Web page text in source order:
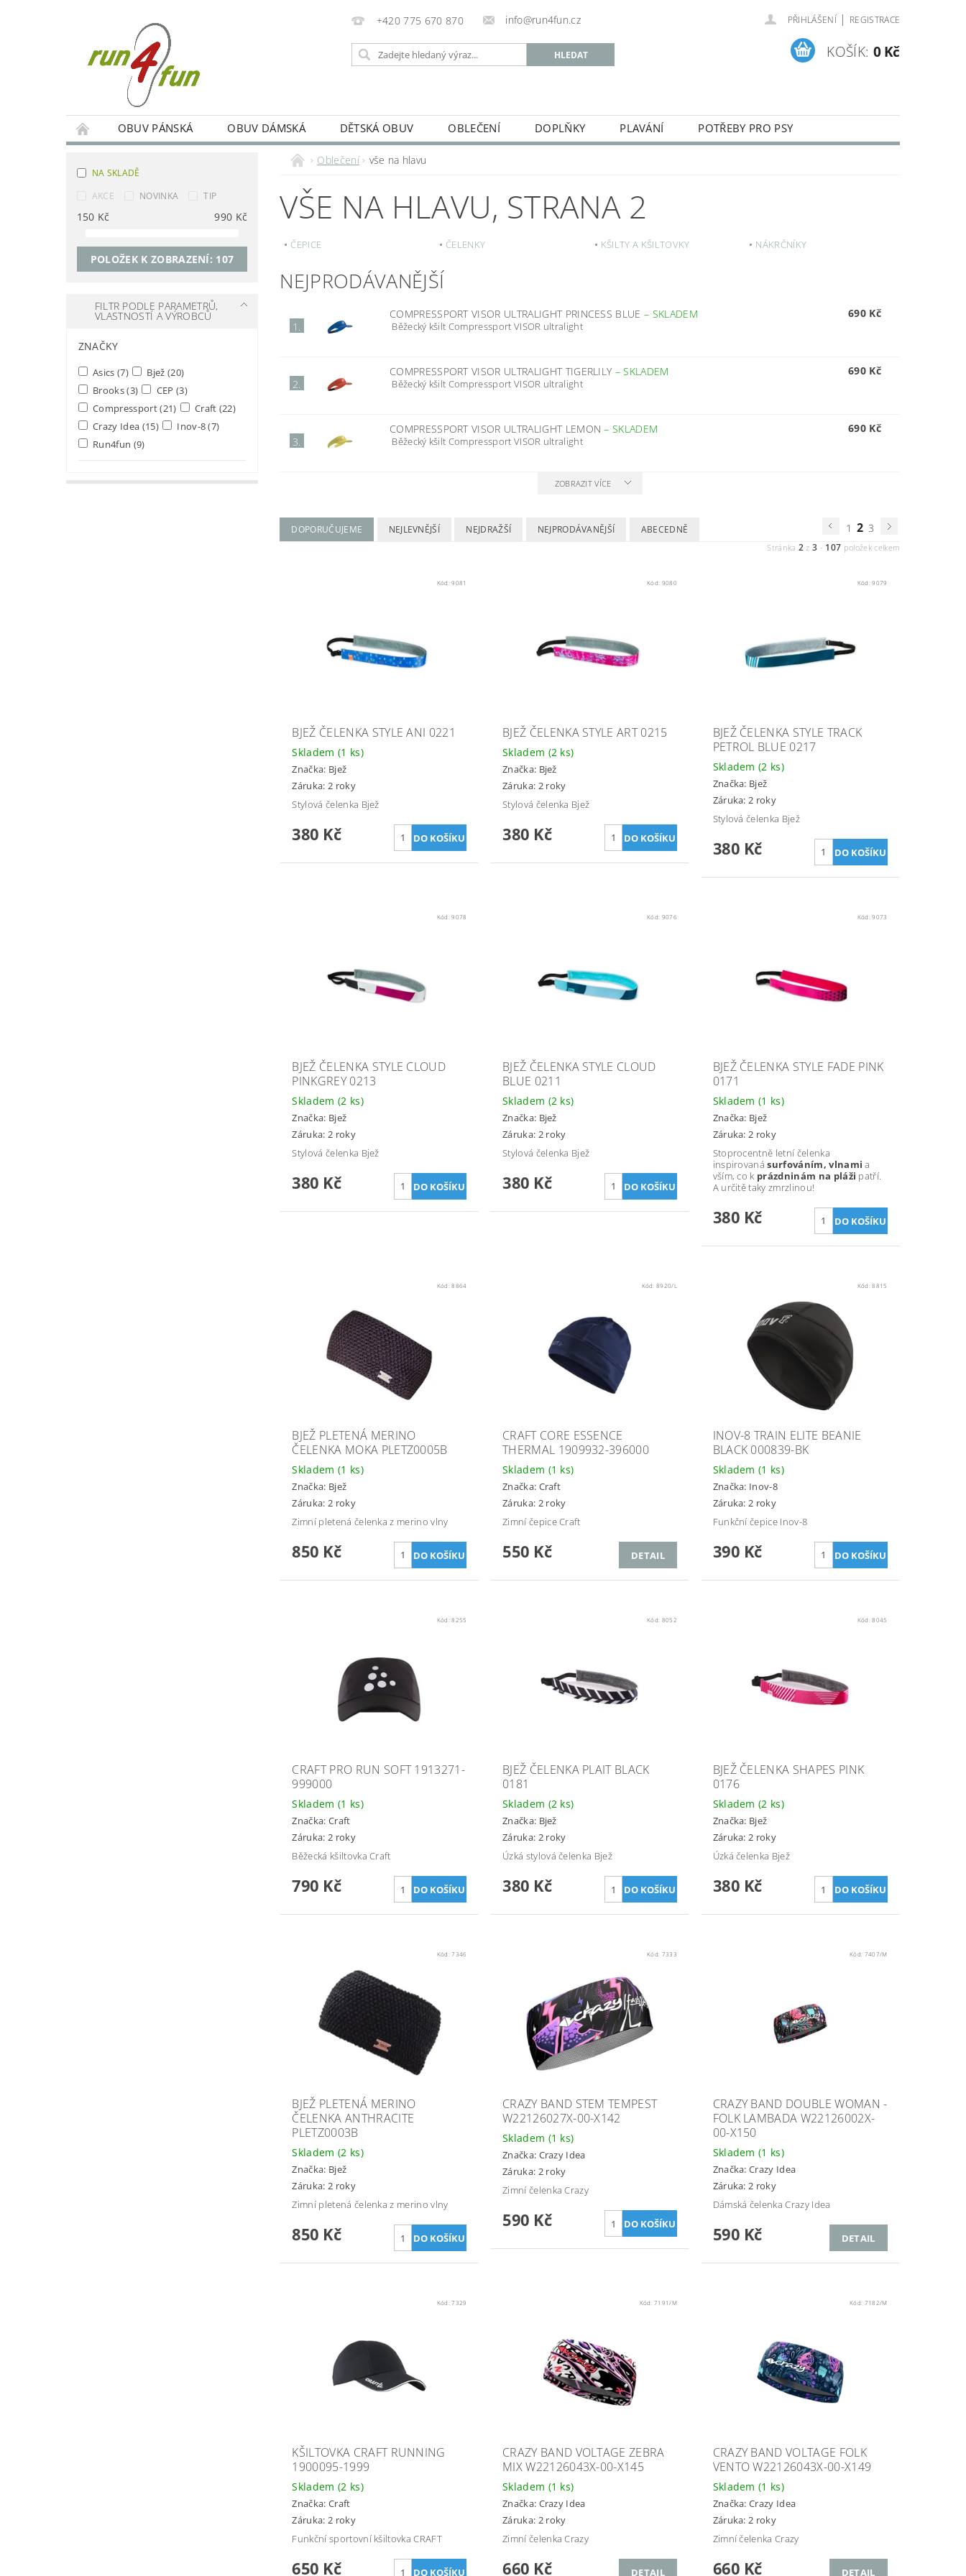
+420 775 670 870 info@run4fun.cz PŘIHLÁŠENÍ | REGISTRACE
KOŠÍK: 0 Kč
OBUV PÁNSKÁ OBUV DÁMSKÁ DĚTSKÁ OBUV OBLEČENÍ DOPLŇKY PLAVÁNÍ
POTŘEBY PRO PSY
KAMENNÁ PRODEJNA
PODMÍNKY OCHRANY OSOBNÍCH ÚDAJŮ
NA SKLADĚ
AKCE
NOVINKA TIP
150 Kč 990 Kč
POLOŽEK K ZOBRAZENÍ: 107
FILTR PODLE PARAMETRŮ,
VLASTNOSTÍ A VÝROBCŮ
ZNAČKY
Asics(7) Bjež (20)
Brooks(3) CEP (3)
Compressport(21) Craft (22)
Crazy Idea (15) Inov-8(7)
Run4fun (9)
Oblečení vše na hlavu
VŠE NA HLAVU, STRANA 2
ČEPICE ČELENKY KŠILTY A KŠILTOVKY NÁKRČNÍKY
NEJPRODÁVANĚJŠÍ
1.
COMPRESSPORT VISOR ULTRALIGHT PRINCESS BLUE– SKLADEM
Běžecký kšilt Compressport VISOR ultralight
690 Kč
2.
COMPRESSPORT VISOR ULTRALIGHT TIGERLILY –SKLADEM
Běžecký kšilt Compressport VISOR ultralight
690 Kč
3.
COMPRESSPORT VISOR ULTRALIGHT LEMON–SKLADEM
Běžecký kšilt Compressport VISOR ultralight
690 Kč
ZOBRAZIT VÍCE
DOPORUČUJEME NEJLEVNĚJŠÍ NEJDRAŽŠÍ NEJPRODÁVANĚJŠÍ ABECEDNĚ 1 2 3
Stránka 2 z3 - 107 položek celkem
Kód:9081
BJEŽ ČELENKA STYLE ANI 0221
Skladem (1 ks)
Značka: Bjež
Záruka: 2 roky
Stylová čelenka Bjež
380 Kč
Kód: 9080
BJEŽ ČELENKA STYLE ART 0215
Skladem (2 ks)
Značka: Bjež
Záruka: 2 roky
Stylová čelenka Bjež
380 Kč
Kód:9079
BJEŽ ČELENKA STYLE TRACK
PETROL BLUE 0217
Skladem(2 ks)
Značka: Bjež
Záruka: 2 roky
Stylová čelenka Bjež
380 Kč
Kód:9078
BJEŽ ČELENKA STYLE CLOUD
PINKGREY 0213
Skladem (2 ks)
Značka: Bjež
Záruka: 2 roky
Stylová čelenka Bjež
380 Kč
Kód: 9076
BJEŽ ČELENKA STYLE CLOUD
BLUE 0211
Skladem (2 ks)
Značka: Bjež
Záruka: 2 roky
Stylová čelenka Bjež
380 Kč
Kód:9073
BJEŽ ČELENKA STYLE FADE PINK
0171
Skladem(1 ks)
Značka: Bjež
Záruka: 2 roky
Stoprocentně letní čelenka
inspirovanásurfováním, vlnami a
vším, co k prázdninám na pláži patří.
A určitě taky zmrzlinou!
380 Kč
Kód:8864
BJEŽ PLETENÁ MERINO
ČELENKA MOKA PLETZ0005B
Skladem (1 ks)
Značka: Bjež
Záruka: 2 roky
Zimní pletená čelenka z merino vlny
850 Kč
Kód:8920/L
CRAFT CORE ESSENCE
THERMAL 1909932-396000
Skladem (1 ks)
Značka: Craft
Záruka: 2 roky
Zimní čepice Craft
550 Kč DETAIL
Kód:8815
INOV-8 TRAIN ELITE BEANIE
BLACK 000839-BK
Skladem(1 ks)
Značka: Inov-8
Záruka: 2 roky
Funkční čepice Inov-8
390 Kč
Kód:8255
CRAFT PRO RUN SOFT 1913271-
999000
Skladem (1 ks)
Značka: Craft
Záruka: 2 roky
Běžecká kšiltovka Craft
790 Kč
Kód: 8052
BJEŽ ČELENKA PLAIT BLACK
0181
Skladem (2 ks)
Značka: Bjež
Záruka: 2 roky
Úzká stylová čelenka Bjež
380 Kč
Kód:8045
BJEŽ ČELENKA SHAPES PINK
0176
Skladem(2 ks)
Značka: Bjež
Záruka: 2 roky
Úzká čelenka Bjež
380 Kč
Kód:7346
BJEŽ PLETENÁ MERINO
ČELENKA ANTHRACITE
PLETZ0003B
Skladem (2 ks)
Značka: Bjež
Záruka: 2 roky
Zimní pletená čelenka z merino vlny
850 Kč
Kód: 7333
CRAZY BAND STEM TEMPEST
W22126027X-00-X142
Skladem (1 ks)
Značka: Crazy Idea
Záruka: 2 roky
Zimní čelenka Crazy
590 Kč
Kód: 7407/M
CRAZY BAND DOUBLE WOMAN -
FOLK LAMBADA W22126002X-
00-X150
Skladem(1 ks)
Značka:Crazy Idea
Záruka: 2 roky
Dámská čelenka Crazy Idea
590 Kč DETAIL
Kód:7329
KŠILTOVKA CRAFT RUNNING
1900095-1999
Skladem (2 ks)
Značka: Craft
Záruka: 2 roky
Funkční sportovní kšiltovka CRAFT
650 Kč
Kód:7191/M
CRAZY BAND VOLTAGE ZEBRA
MIX W22126043X-00-X145
Skladem (1 ks)
Značka: Crazy Idea
Záruka: 2 roky
Zimní čelenka Crazy
660 Kč DETAIL
Kód: 7182/M
CRAZY BAND VOLTAGE FOLK
VENTO W22126043X-00-X149
Skladem(1 ks)
Značka:Crazy Idea
Záruka: 2 roky
Zimní čelenka Crazy
660 Kč DETAIL